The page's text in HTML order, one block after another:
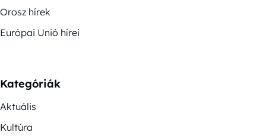
Orosz hírek
Európai Unió hírei
Kategóriák
Aktuális
Kultúra